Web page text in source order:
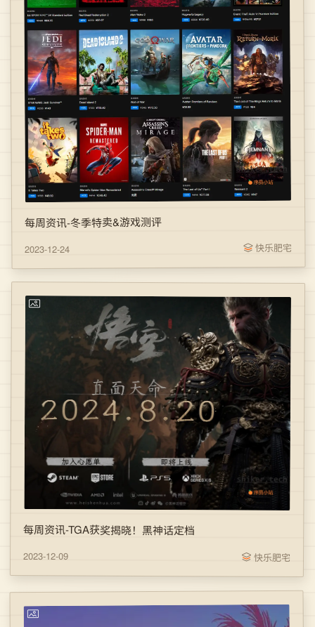
每周资讯-冬季特卖&游戏测评
2023-12-24 快乐肥宅
每周资讯-TGA获奖揭晓！黑神话定档
2023-12-09 快乐肥宅